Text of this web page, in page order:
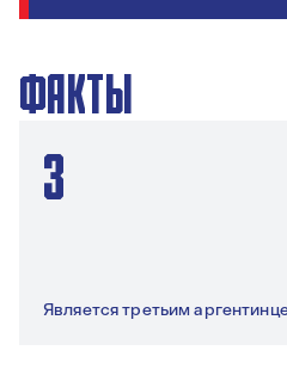
ФАКТЫ
3
Является третьим